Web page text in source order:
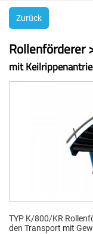
Zurück
Rollenförderer
mit
TYP K/800/KR
den Transport mit